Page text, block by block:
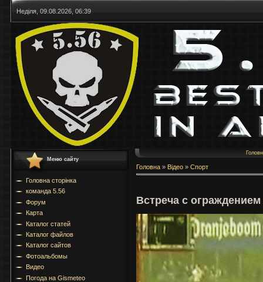
Неділя, 09.08.2026, 06:39
Меню сайту
Головна сторінка
команда 5.56
Форум
Карта
Каталог статей
Каталог файлов
Каталог сайтов
Фотоальбомы
Видео
Погода на Gismeteo
Головна » Відео » Спорт
Встреча с ограждением